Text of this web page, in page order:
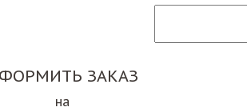
ЗАКАЗ
на